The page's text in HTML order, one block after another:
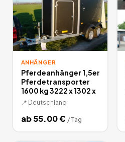
ANHÄNGER
Pferdeanhänger 1,5er
Pferdetransporter
1600 kg 3222 x 1302 x
📍 Deutschland
ab55.00€ / Tag